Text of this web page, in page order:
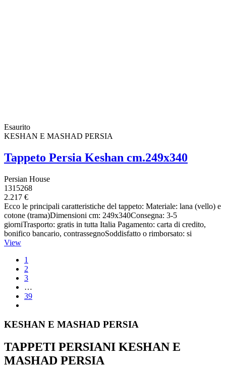
Esaurito
KESHAN E MASHAD PERSIA
Tappeto Persia Keshan cm.249x340
Persian House
1315268
2.217 €
Ecco le principali caratteristiche del tappeto: Materiale: lana (vello) e
cotone (trama)Dimensioni cm: 249x340Consegna: 3-5
giorniTrasporto: gratis in tutta Italia Pagamento: carta di credito,
bonifico bancario, contrassegnoSoddisfatto o rimborsato: si
View
1
2
3
…
39
KESHAN E MASHAD PERSIA
TAPPETI PERSIANI KESHAN E
MASHAD PERSIA